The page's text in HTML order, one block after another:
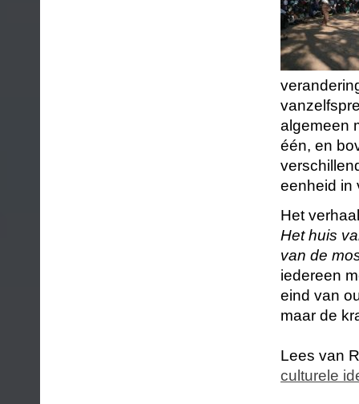
algemeen
één, en
eenheid in
Het
Het huis
van de
iedereen
eind van
maar de
Lees van
culturele